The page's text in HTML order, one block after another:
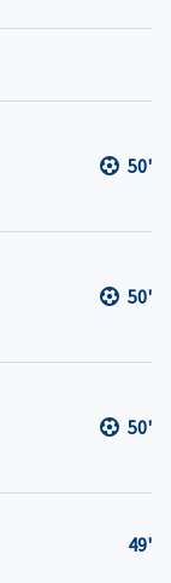
50'
50'
50'
49'